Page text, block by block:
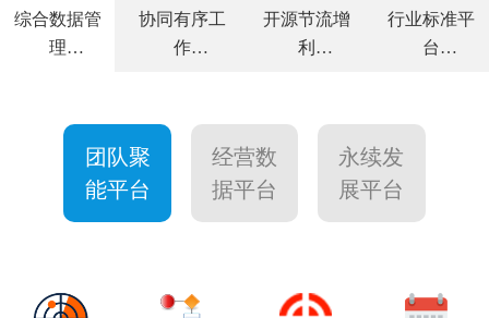
综合数据管
理
协同有序工
作
开源节流增
利
行业标准平
台
团队聚
能平台
经营数
据平台
永续发
展平台